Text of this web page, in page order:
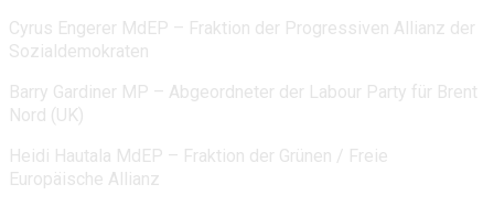
Cyrus Engerer MdEP – Fraktion der Progressiven Allianz der
Sozialdemokraten
Barry Gardiner MP – Abgeordneter der Labour Party für Brent
Nord (UK)
Heidi Hautala MdEP – Fraktion der Grünen / Freie
Europäische Allianz